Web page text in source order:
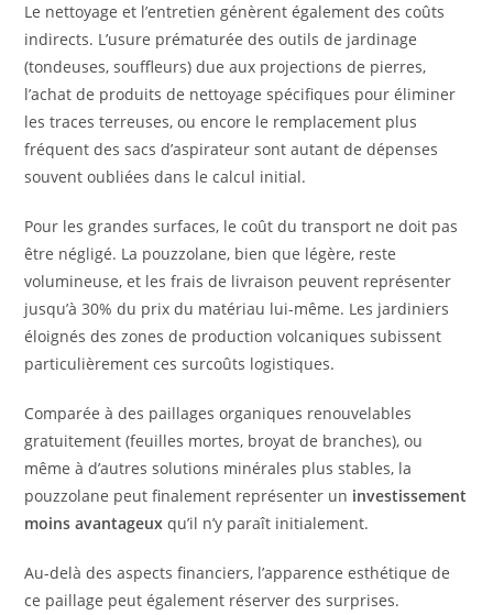
Le nettoyage et l’entretien génèrent également des coûts
indirects. L’usure prématurée des outils de jardinage
(tondeuses, souffleurs) due aux projections de pierres,
l’achat de produits de nettoyage spécifiques pour éliminer
les traces terreuses, ou encore le remplacement plus
fréquent des sacs d’aspirateur sont autant de dépenses
souvent oubliées dans le calcul initial.
Pour les grandes surfaces, le coût du transport ne doit pas
être négligé. La pouzzolane, bien que légère, reste
volumineuse, et les frais de livraison peuvent représenter
jusqu’à 30% du prix du matériau lui-même. Les jardiniers
éloignés des zones de production volcaniques subissent
particulièrement ces surcoûts logistiques.
Comparée à des paillages organiques renouvelables
gratuitement (feuilles mortes, broyat de branches), ou
même à d’autres solutions minérales plus stables, la
pouzzolane peut finalement représenter un investissement
moins avantageux qu’il n’y paraît initialement.
Au-delà des aspects financiers, l’apparence esthétique de
ce paillage peut également réserver des surprises.